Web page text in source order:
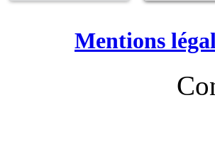
Mentions